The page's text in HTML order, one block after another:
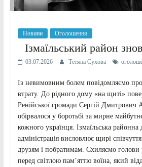
Новини Оголошення
Ізмаїльський район
03.07.2026 Тетяна Сухова
Із невимовним болем повідомляємо
втрату. До рідного дому «на щиті»
Ренійської громади Сергій
обірвалося у боротьбі за мирне
кожного українця. Ізмаїльська районна
адміністрація висловлює щирі
друзям і побратимам. Схиляємо голови
перед світлою пам’яттю воїна, який